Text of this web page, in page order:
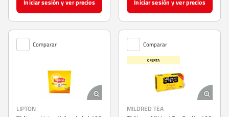
Iniciar sesión y ver precios Iniciar sesión y ver precios
Comparar
LIPTON
Comparar
MILDRED TEA